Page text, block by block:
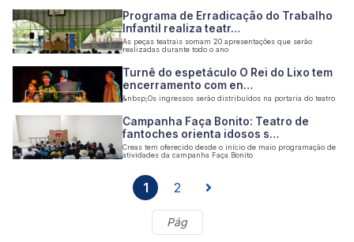
Programa de Erradicação do Trabalho
Infantil realiza teatr…
As peças teatrais somam 20 apresentações que serão
realizadas durante todo o ano
Turnê do espetáculo O Rei do Lixo tem
encerramento com en…
&nbsp;Os ingressos serão distribuídos na portaria do teatro
Campanha Faça Bonito: Teatro de
fantoches orienta idosos s…
Creas tem oferecido desde o início de maio programação de
atividades da campanha Faça Bonito
1 2